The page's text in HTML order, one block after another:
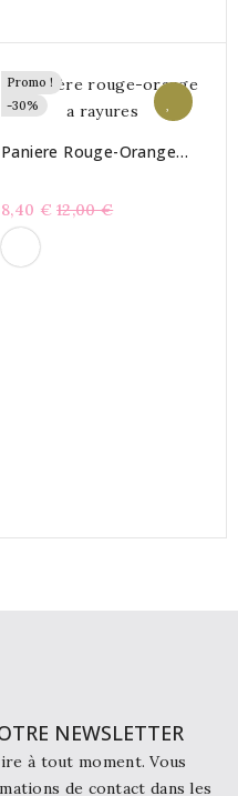
Promo !
-30%
Paniere Rouge-Orange
8,40 € Prix
12,00 €
NEWSLETTER
à tout moment. Vous
de contact dans les